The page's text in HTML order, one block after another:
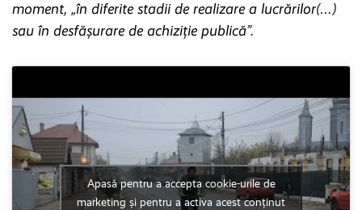
moment, „în diferite stadii de realizare a lucrărilor(…)
sau în desfășurare de achiziție publică”.
Apasă pentru a accepta cookie-urile de
marketing și pentru a activa acest conținut